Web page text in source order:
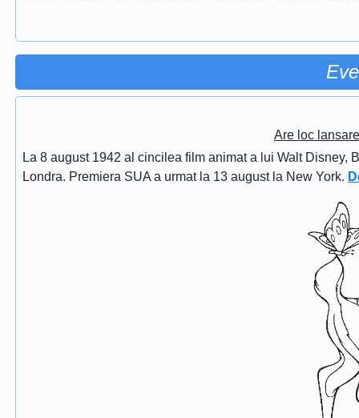
Are loc
La 8 august 1942 al cincilea film animat a lui Walt
Londra. Premiera SUA a urmat la 13 august la New York.